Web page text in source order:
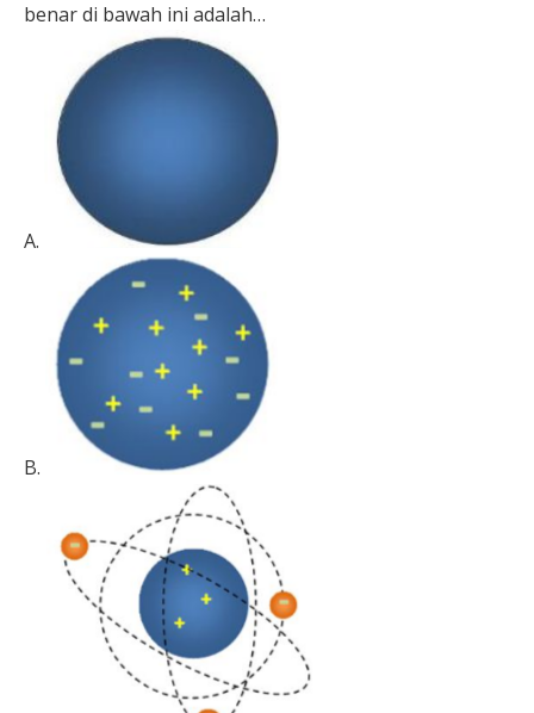
benar di bawah ini adalah…
A.
B.